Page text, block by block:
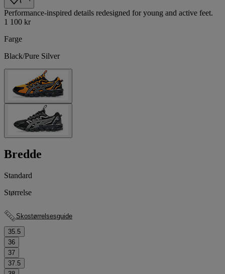
Performance-inspired details redesigned for young and active feet.
1 100 kr
Farge
Black/Pure Silver
Bredde
Standard
Størrelse
Skostørrelsesguide
35.5
36
37
37.5